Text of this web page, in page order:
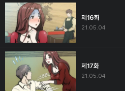
제16화
21.05.04
제17화
21.05.04